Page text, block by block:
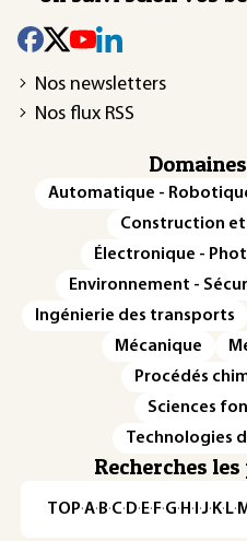
Nos newsletters
Nos flux RSS
Automatique -
Construction
Électronique -
Environnement -
Ingénierie des transports
Mécanique
Procédés
Sciences
Technologies
Recherches
TOP·A·B·C· D· E· F·G· H · ·J· K· L· M